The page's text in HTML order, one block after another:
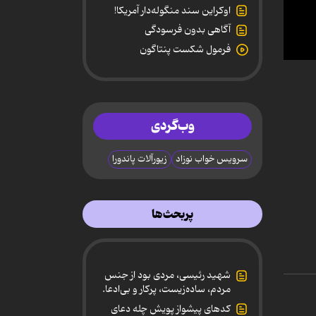
0
اوکراین سند منگوله‌دار آمریکا!
آگاهی بدون فرسودگی
فرمول شکست پنتاگون
وب‌گردی
سرویس خواب نوزاد زیورآلات پاندورا
پربحث‌ها
شهید رئیسی، مردی بود از جنس
مردم، ساده‌زیست، پرکار و بی‌ادعا.
کدهای پیشواز پویش چله دعای